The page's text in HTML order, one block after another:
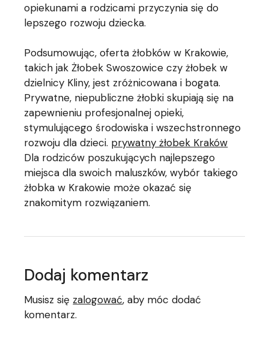
opiekunami a rodzicami przyczynia się do
lepszego rozwoju dziecka.
Podsumowując, oferta żłobków w Krakowie,
takich jak Żłobek Swoszowice czy żłobek w
dzielnicy Kliny, jest zróżnicowana i bogata.
Prywatne, niepubliczne żłobki skupiają się na
zapewnieniu profesjonalnej opieki,
stymulującego środowiska i wszechstronnego
rozwoju dla dzieci. prywatny żłobek Kraków
Dla rodziców poszukujących najlepszego
miejsca dla swoich maluszków, wybór takiego
żłobka w Krakowie może okazać się
znakomitym rozwiązaniem.
Dodaj komentarz
Musisz się zalogować, aby móc dodać
komentarz.